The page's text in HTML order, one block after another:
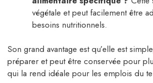
végétale et peut facilement être
besoins nutritionnels.
Son grand avantage est qu’elle est
préparer et peut être conservée pour
qui la rend idéale pour les emplois du